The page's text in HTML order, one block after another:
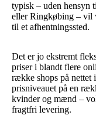
typisk – uden hensyn
eller Ringkøbing – vil
til et afhentningssted.
Det er jo ekstremt
priser i blandt flere
række shops på nettet
prisniveauet på en
kvinder og mænd –
fragtfri levering.